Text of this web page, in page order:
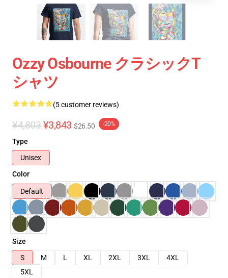
Ozzy Osbourne クラシックT
シャツ
(5 customer reviews)
¥4,803 ¥3,843 $26.50 -20%
Type
Unisex
Color
Default
Size
S
M L XL 2XL 3XL
4XL
5XL